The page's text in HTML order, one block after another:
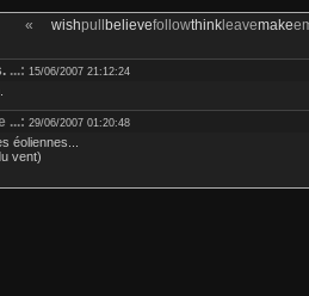
« wishpull believefollowthinkleavemake
...: 15/06/2007 21:12:24
...: 29/06/2007 01:20:48
éoliennes...
vent)